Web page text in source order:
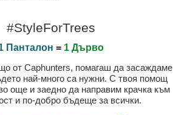
#StyleForTrees
Панталон = 1 Дърво
от Caphunters, помагаш да засаждаме
най-много са нужни. С твоя помощ
още и заедно да направим крачка към
и по-добро бъдеще за всички.